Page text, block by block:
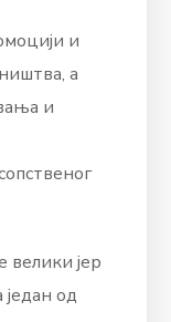
и
а
и
велики јер
од